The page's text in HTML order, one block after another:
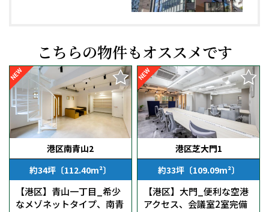
こちらの物件もオススメです
NEW
港区南青山2
約34坪〔112.40m²〕
【港区】青山一丁目_希少
なメゾネットタイプ、南青
NEW
港区芝大門1
約33坪〔109.09m²〕
【港区】大門_便利な空港
アクセス、会議室2室完備